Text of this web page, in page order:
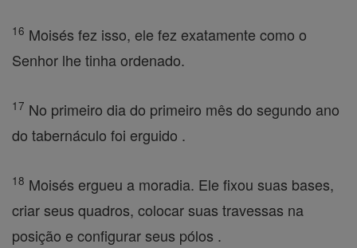
16 Moisés fez isso, ele fez exatamente como o
Senhor lhe tinha ordenado.
17 No primeiro dia do primeiro mês do segundo ano
do tabernáculo foi erguido .
18 Moisés ergueu a moradia. Ele fixou suas bases,
criar seus quadros, colocar suas travessas na
posição e configurar seus pólos .